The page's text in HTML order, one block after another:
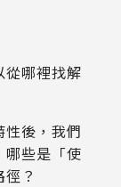
從哪裡找解
後，我們
哪些是「使
？